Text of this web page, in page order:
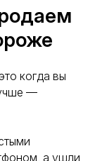
когда вы
—
а ушли